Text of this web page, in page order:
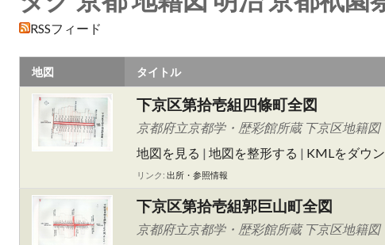
RSSフィード
地図 タイトル
下京区第拾壱組四條町全図
京都府立京都学・歴彩館所蔵 下京区地籍図
地図を見る | 地図を整形する | KMLをダウ
リンク: 出所・参照情報
下京区第拾壱組郭巨山町全図
京都府立京都学・歴彩館所蔵 下京区地籍図